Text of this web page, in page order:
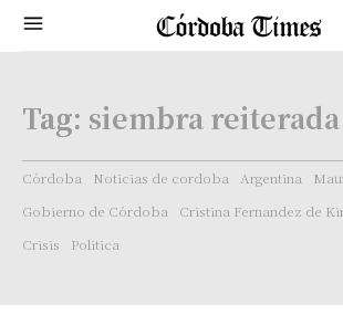
Tag: siembra
Córdoba Noticias de cordoba Argentina
Gobierno de Córdoba
Cristina Fernandez de
Crisis
Politica